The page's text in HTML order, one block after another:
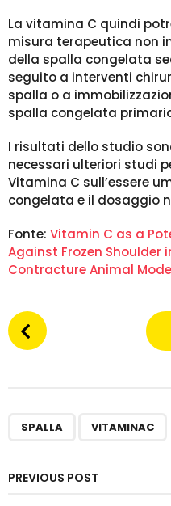
La vitamina C quindi
misura terapeutica non
della spalla congelata
seguito a interventi
spalla o a
spalla congelata
I risultati dello studio
necessari ulteriori studi
Vitamina C sull’essere
congelata e il dosaggio
Fonte: Vitamin C as a
Against Frozen Shoulder
Contracture Animal
P
o
g
SPALLA VITAMINAC
PREVIOUS POST